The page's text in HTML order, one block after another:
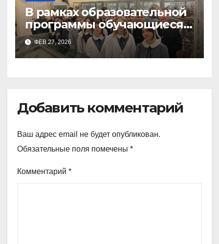
В рамках образовательной
программы обучающиеся
9а,8,9б классов посетили
зоологический музей и
ФЕВ 27, 2026
Добавить комментарий
Ваш адрес email не будет опубликован.
Обязательные поля помечены *
Комментарий *